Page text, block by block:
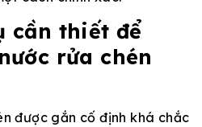
cần thiết để
rửa chén
được gắn cố định khá chắc